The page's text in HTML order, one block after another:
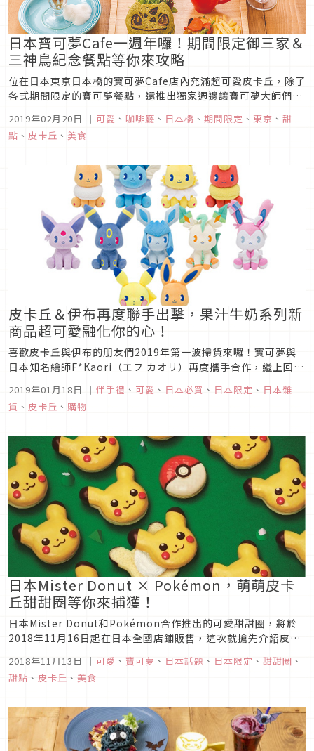
日本寶可夢Cafe一週年囉！期間限定御三家＆
三神鳥紀念餐點等你來攻略
位在日本東京日本橋的寶可夢Cafe店內充滿超可愛皮卡丘，除了
各式期間限定的寶可夢餐點，還推出獨家週邊讓寶可夢大師們搶
年的寶可夢CAFE推出一系列新菜單，除了定番皮卡丘之外還有
高人氣的御三家與三神鳥，趕快來看看介紹吧！
2019年02月20日 ｜ 可愛 、 咖啡廳 、 日本橋 、 期間限定 、 東京 、 甜
點 、 皮卡丘 、 美食
皮卡丘＆伊布再度聯手出擊，果汁牛奶系列新
商品超可愛融化你的心！
喜歡皮卡丘與伊布的朋友們2019年第一波掃貨來囉！寶可夢與
日本知名繪師F*Kaori（エフ カオリ）再度攜手合作，繼上回大
的道具果汁牛奶為主題推出一系列同樣走可愛復古風的新商品，
充滿著大家都喜愛的皮神以及伊布家族，趕快來看看介紹吧！
2019年01月18日 ｜ 伴手禮 、 可愛 、 日本必買 、 日本限定 、 日本雜
貨 、 皮卡丘 、 購物
日本Mister Donut × Pokémon，萌萌皮卡
丘甜甜圈等你來捕獲！
日本Mister Donut和Pokémon合作推出的可愛甜甜圈，將於
2018年11月16日起在日本全國店鋪販售，這次就搶先介紹皮卡
丘甜甜圈和其他期間限定甜甜圈的可愛模樣給大家！這段期間有
機會到日本的朋友，別忘了到日本Mister Donut 門市看看這些
可愛的皮卡丘囉！
2018年11月13日 ｜ 可愛 、 寶可夢 、 日本話題 、 日本限定 、 甜甜圈 、
甜點 、 皮卡丘 、 美食